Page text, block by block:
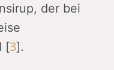
der bei
[3].